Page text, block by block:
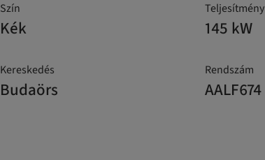
Szín
Kék
Teljesítmény
145 kW
Kereskedés
Budaörs
Rendszám
AALF674